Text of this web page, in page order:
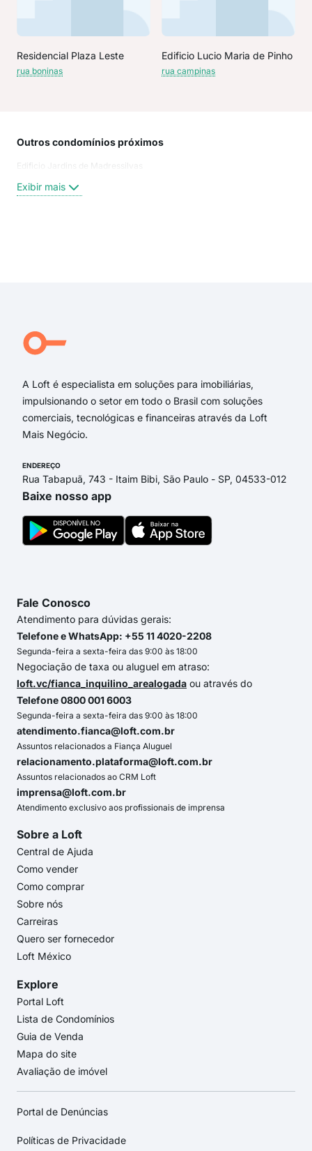
Residencial Plaza Leste
rua boninas
Edificio Lucio Maria de Pinho
rua campinas
Outros condomínios próximos
Edificio Jardins de Madressilvas
Exibir mais
A Loft é especialista em soluções para imobiliárias,
impulsionando o setor em todo o Brasil com soluções
comerciais, tecnológicas e financeiras através da Loft
Mais Negócio.
ENDEREÇO
Rua Tabapuã, 743 - Itaim Bibi, São Paulo - SP, 04533-012
Baixe nosso app
Fale Conosco
Atendimento para dúvidas gerais:
Telefone e WhatsApp: +55 11 4020-2208
Segunda-feira a sexta-feira das 9:00 às 18:00
Negociação de taxa ou aluguel em atraso:
loft.vc/fianca_inquilino_arealogada ou através do
Telefone 0800 001 6003
Segunda-feira a sexta-feira das 9:00 às 18:00
atendimento.fianca@loft.com.br
Assuntos relacionados a Fiança Aluguel
relacionamento.plataforma@loft.com.br
Assuntos relacionados ao CRM Loft
imprensa@loft.com.br
Atendimento exclusivo aos profissionais de imprensa
Sobre a Loft
Central de Ajuda
Como vender
Como comprar
Sobre nós
Carreiras
Quero ser fornecedor
Loft México
Explore
Portal Loft
Lista de Condomínios
Guia de Venda
Mapa do site
Avaliação de imóvel
Portal de Denúncias
Políticas de Privacidade